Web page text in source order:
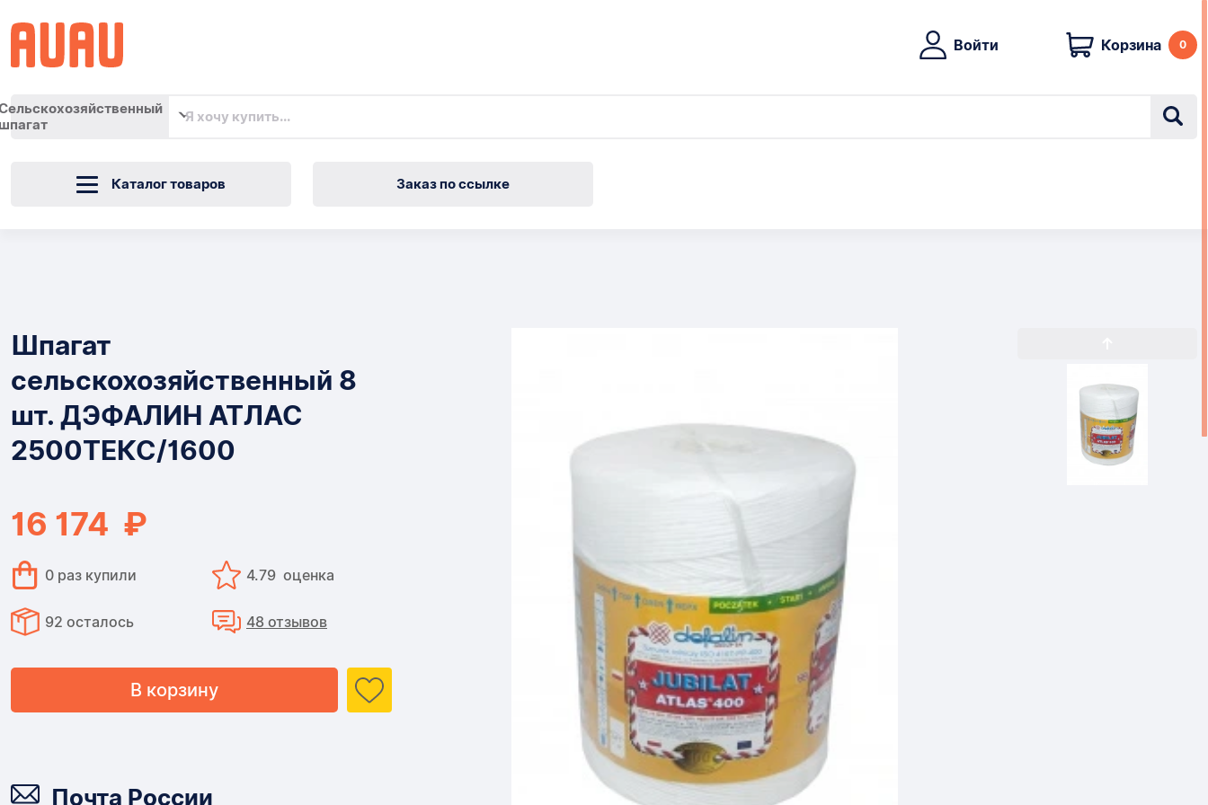
Войти Корзина 0
Каталог товаров Заказ по ссылке
шт.
ДЭФАЛИН
АТЛАС
2500ТЕКС/1600
16 174 ₽
Шпагат
сельскохозяйственный 8
шт. ДЭФАЛИН АТЛАС
2500ТЕКС/1600
0 раз купили 4.79 оценка
92 осталось 48 отзывов
В корзину
Почта России